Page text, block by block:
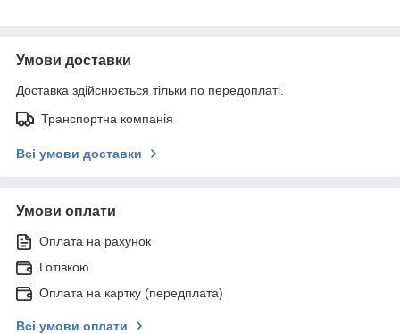
Умови доставки
Доставка здійснюється тільки по передоплаті.
Транспортна компанія
Всі умови доставки
Умови оплати
Оплата на рахунок
Готівкою
Оплата на картку (передплата)
Всі умови оплати